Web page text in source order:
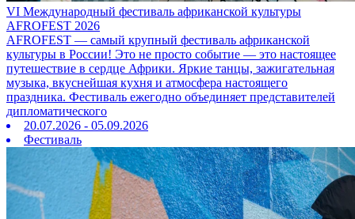
VI Международный фестиваль африканской культуры
AFROFEST 2026
AFROFEST — самый крупный фестиваль африканской
культуры в России! Это не просто событие — это настоящее
путешествие в сердце Африки. Яркие танцы, зажигательная
музыка, вкуснейшая кухня и атмосфера настоящего
праздника. Фестиваль ежегодно объединяет представителей
дипломатического
20.07.2026 - 05.09.2026
Фестиваль